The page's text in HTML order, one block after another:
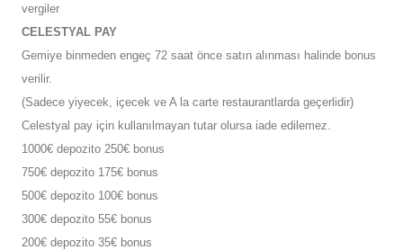
vergiler
CELESTYAL PAY
Gemiye binmeden engeç 72 saat önce satın alınması halinde bonus
verilir.
(Sadece yiyecek, içecek ve A la carte restaurantlarda geçerlidir)
Celestyal pay için kullanılmayan tutar olursa iade edilemez.
1000€ depozito 250€ bonus
750€ depozito 175€ bonus
500€ depozito 100€ bonus
300€ depozito 55€ bonus
200€ depozito 35€ bonus